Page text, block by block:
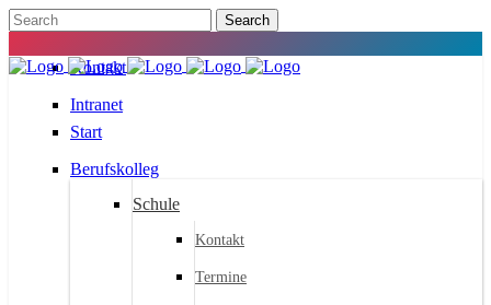
Kontakt
Intranet
Start
Berufskolleg
Schule
Kontakt
Termine